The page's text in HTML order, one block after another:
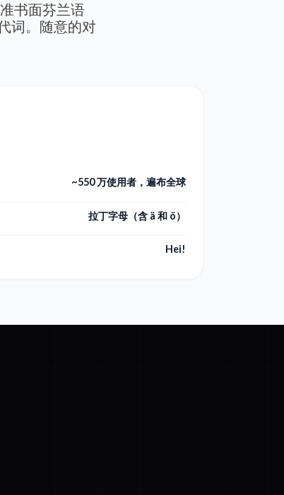
书面芬兰语
词。随意的对
~550 万使用者，遍布全球
拉丁字母（含 ä 和 ö）
Hei!